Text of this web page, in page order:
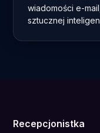
wiadomości e-
sztucznej
Recepcjonistka